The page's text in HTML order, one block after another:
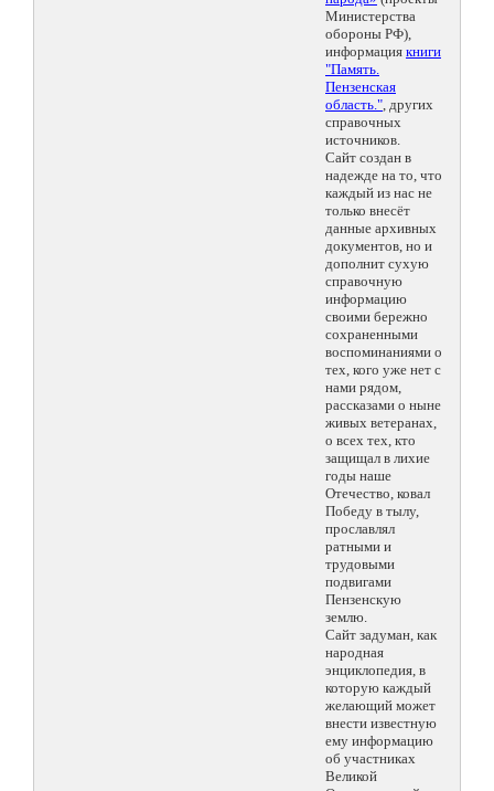
Министерства
обороны РФ),
информация книги
"Память.
Пензенская
область.", других
справочных
источников.
Сайт создан в
надежде на то, что
каждый из нас не
только внесёт
данные архивных
документов, но и
дополнит сухую
справочную
информацию
своими бережно
сохраненными
воспоминаниями о
тех, кого уже нет с
нами рядом,
рассказами о ныне
живых ветеранах,
о всех тех, кто
защищал в лихие
годы наше
Отечество, ковал
Победу в тылу,
прославлял
ратными и
трудовыми
подвигами
Пензенскую
землю.
Сайт задуман, как
народная
энциклопедия, в
которую каждый
желающий может
внести известную
ему информацию
об участниках
Великой